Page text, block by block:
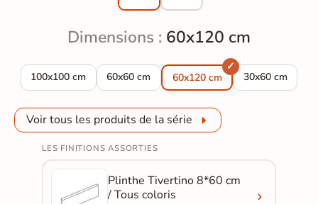
Dimensions : 60x120 cm
100x100 cm
Carrelage sol extérieur effet Travertin Tivertino terre R10
60x60 cm
Carrelage sol extérieur effet Travertin
60x120 cm 30x60 cm
Carrelage sol
Voir tous les produits de la série
LES FINITIONS ASSORTIES
Plinthe Tivertino 8*60 cm
/ Tous coloris